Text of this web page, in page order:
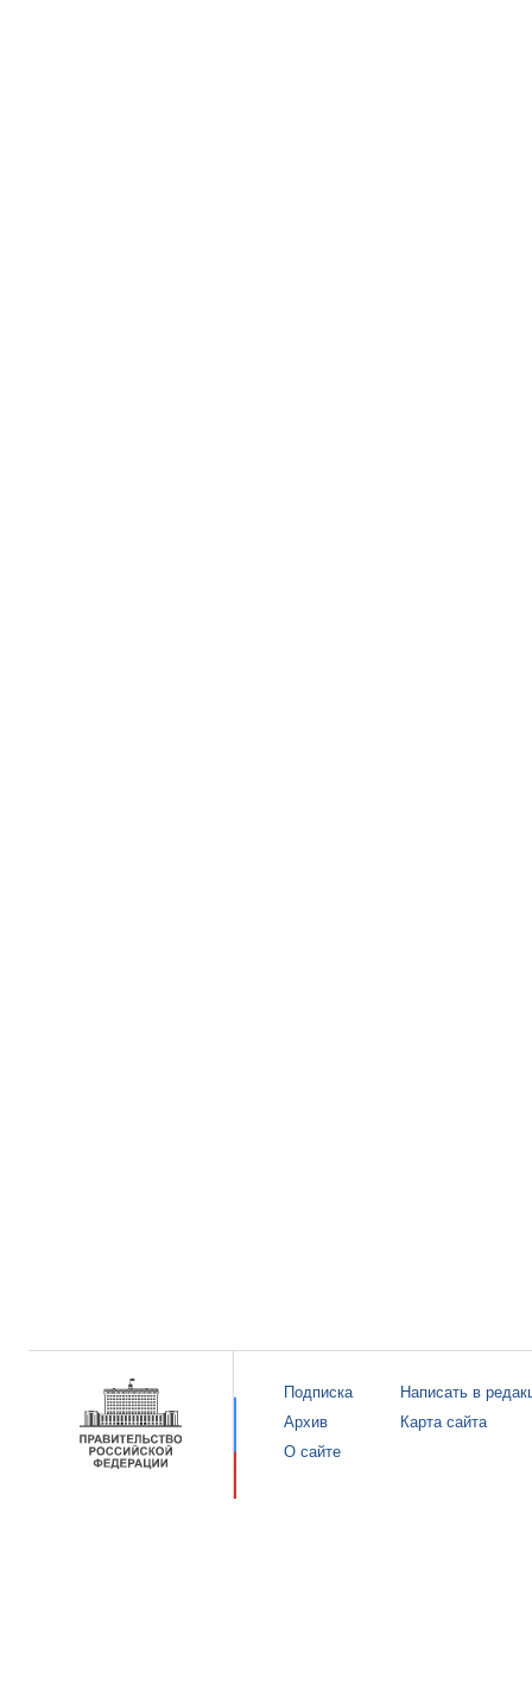
Подписка
Архив
О сайте
Написать в
Карта сайта